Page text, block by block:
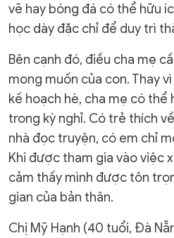
vẽ hay bóng đá có thể hữu
học dày đặc chỉ để duy trì
Bên cạnh đó, điều cha mẹ
mong muốn của con. Thay
kế hoạch hè, cha mẹ có thể
trong kỳ nghỉ. Có trẻ thích
nhà đọc truyện, có em chỉ
Khi được tham gia vào việc
cảm thấy mình được tôn
gian của bản thân.
Chị Mỹ Hạnh (40 tuổi, Đà